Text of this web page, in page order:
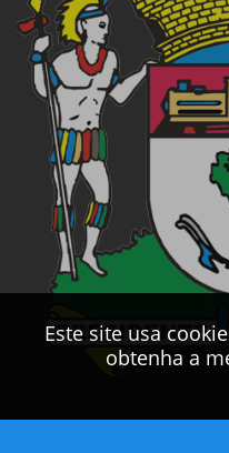
Este site usa
obtenha a